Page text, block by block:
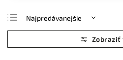
Najpredávanejšie
Najlacnejšie
Najdrahšie